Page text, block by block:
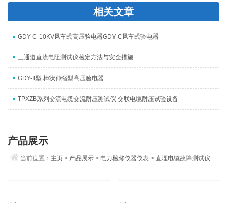
相关文章
GDY-C-10KV风车式高压验电器GDY-C风车式验电器
三通道直流电阻测试仪检定方法与安全措施
GDY-II型 棒状伸缩型高压验电器
TPXZB系列交流电缆交流耐压测试仪 交联电缆耐压试验设备
产品展示
当前位置： 主页 > 产品展示 > 电力检修仪器仪表 >直埋电缆故障测试仪